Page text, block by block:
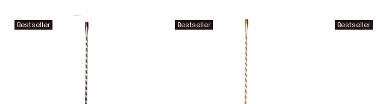
Bestseller Bestseller Bestseller